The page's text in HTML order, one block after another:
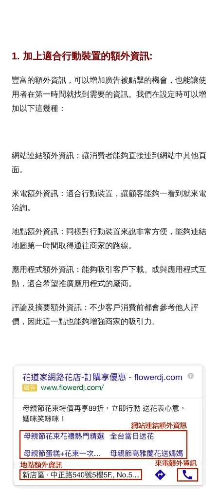
1. 加上適合行動裝置的額外資訊:
豐富的額外資訊，可以增加廣告被點擊的機會，也能讓使
用者在第一時間就找到需要的資訊。我們在設定時可以增
加以下這幾種：
網站連結額外資訊：讓消費者能夠直接連到網站中其他頁
面。
來電額外資訊：適合行動裝置，讓顧客能夠一看到就來電
洽詢。
地點額外資訊：同樣對行動裝置來說非常方便，能夠連結
地圖第一時間取得通往商家的路線。
應用程式額外資訊：能夠吸引客戶下載、或與應用程式互
動，適合希望推廣應用程式的廠商。
評論及摘要額外資訊：不少客戶消費前都會參考他人評
價，因此這一點也能夠增強商家的吸引力。